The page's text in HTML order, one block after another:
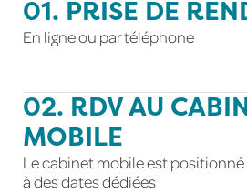
01. PRISE DE
En ligne ou par téléphone
02. RDV AU
MOBILE
Le cabinet mobile est positionné
à des dates dédiées